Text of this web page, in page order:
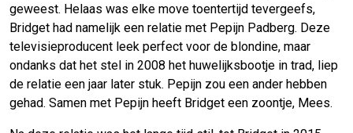
geweest. Helaas was elke move toentertijd tevergeefs,
Bridget had namelijk een relatie met Pepijn Padberg. Deze
televisieproducent leek perfect voor de blondine, maar
ondanks dat het stel in 2008 het huwelijksbootje in trad, liep
de relatie een jaar later stuk. Pepijn zou een ander hebben
gehad. Samen met Pepijn heeft Bridget een zoontje, Mees.